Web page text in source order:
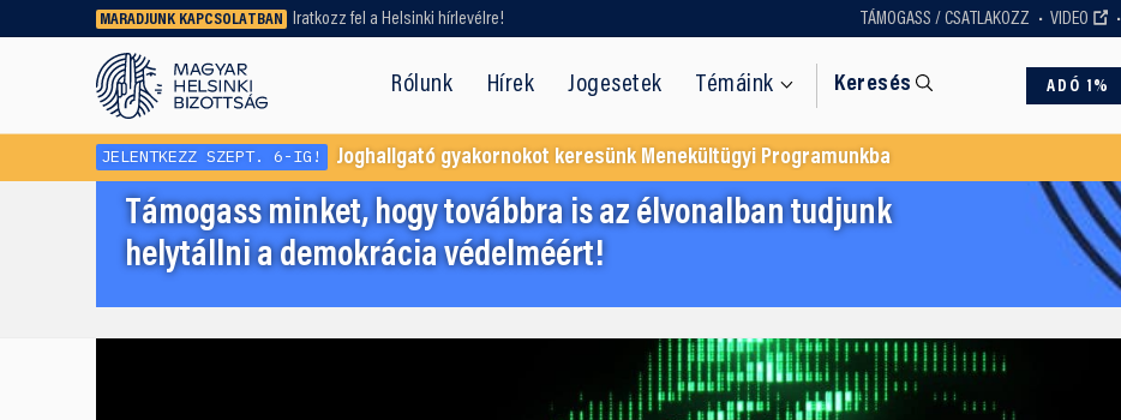
MARADJUNK KAPCSOLATBAN Iratkozz fel a Helsinki hírlevélre! TÁMOGASS / CSATLAKOZZ VIDEO
Rólunk Hírek Jogesetek Témáink Keresés ADÓ 1%
Régebbi tartalmat vagy
dokumentumot keresel? Használd a
keresőnket!
JELENTKEZZ SZEPT. 6-IG! Joghallgató gyakornokot keresünk Menekültügyi Programunkba
Támogass minket, hogy továbbra is az élvonalban tudjunk
helytállni a demokrácia védelméért!